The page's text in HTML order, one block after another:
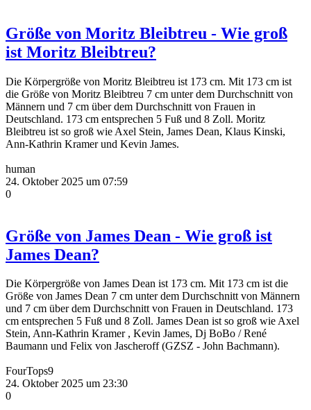
Größe von Moritz Bleibtreu - Wie groß
ist Moritz Bleibtreu?
Die Körpergröße von Moritz Bleibtreu ist 173 cm. Mit 173 cm ist
die Größe von Moritz Bleibtreu 7 cm unter dem Durchschnitt von
Männern und 7 cm über dem Durchschnitt von Frauen in
Deutschland. 173 cm entsprechen 5 Fuß und 8 Zoll. Moritz
Bleibtreu ist so groß wie Axel Stein, James Dean, Klaus Kinski,
Ann-Kathrin Kramer und Kevin James.
human
24. Oktober 2025 um 07:59
0
Größe von James Dean - Wie groß ist
James Dean?
Die Körpergröße von James Dean ist 173 cm. Mit 173 cm ist die
Größe von James Dean 7 cm unter dem Durchschnitt von Männern
und 7 cm über dem Durchschnitt von Frauen in Deutschland. 173
cm entsprechen 5 Fuß und 8 Zoll. James Dean ist so groß wie Axel
Stein, Ann-Kathrin Kramer , Kevin James, Dj BoBo / René
Baumann und Felix von Jascheroff (GZSZ - John Bachmann).
FourTops9
24. Oktober 2025 um 23:30
0